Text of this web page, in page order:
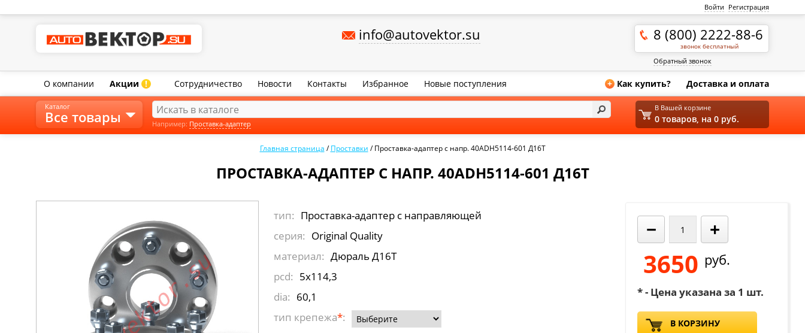
Войти Регистрация
info@autovektor.su 8 (800) 2222-88-6
звонок бесплатный
Обратный звонок
О компании Акции ! Сотрудничество Новости Контакты Избранное Новые поступления + Как купить? Доставка и оплата
Главная страница /Проставки /Проставка-адаптер с напр. 40ADH5114-601 Д16Т
ПРОСТАВКА-АДАПТЕР С НАПР. 40ADH5114-601 Д16Т
тип: Проставка-адаптер с направляющей
серия: Original Quality
материал: Дюраль Д16Т
pcd: 5x114,3
dia: 60,1
тип крепежа*:
− +
3650 руб.
* - Цена указана за 1 шт.
В КОРЗИНУ
Каталог
Все товары
В Вашей корзине
0 товаров, на 0 руб.
Например: Проставка-адаптер